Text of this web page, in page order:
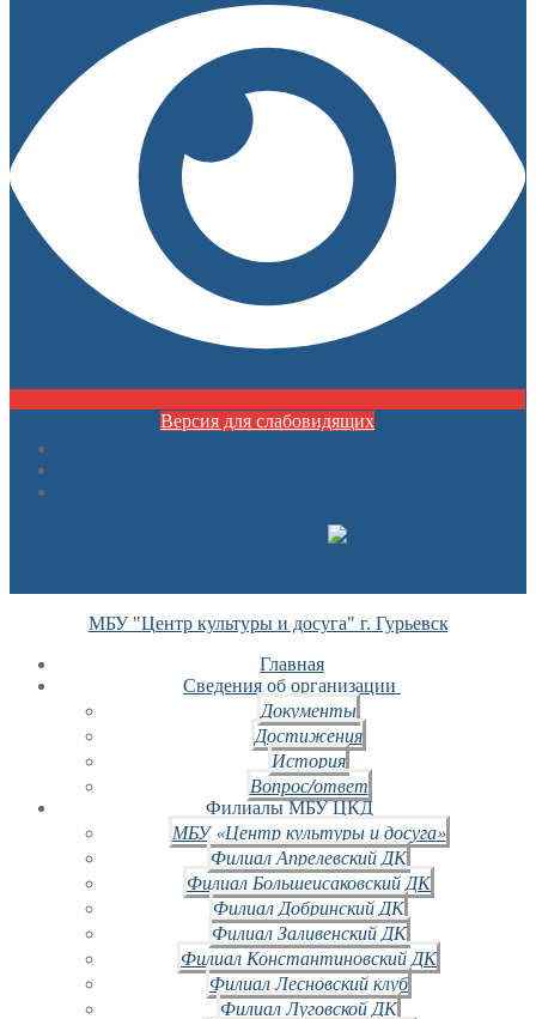
Версия для слабовидящих
МБУ "Центр культуры и досуга" г. Гурьевск
Главная
Сведения об организации
Документы
Достижения
История
Вопрос/ответ
Филиалы МБУ ЦКД
МБУ «Центр культуры и досуга»
Филиал Апрелевский ДК
Филиал Большеисаковский ДК
Филиал Добринский ДК
Филиал Заливенский ДК
Филиал Константиновский ДК
Филиал Лесновский клуб
Филиал Луговской ДК